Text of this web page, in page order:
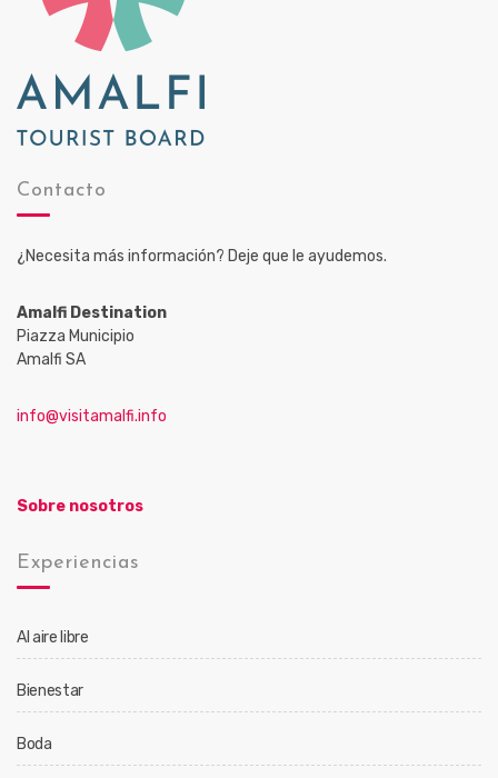
Contacto
¿Necesita más información? Deje que le ayudemos.
Amalfi Destination
Piazza Municipio
Amalfi SA
info@visitamalfi.info
Sobre nosotros
Experiencias
Al aire libre
Bienestar
Boda